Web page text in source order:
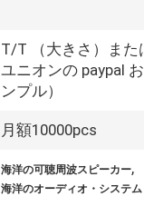
T/T （大きさ）また
ユニオンの paypal
ンプル）
月額10000pcs
海洋の可聴周波スピーカー,
海洋のオーディオ・システム